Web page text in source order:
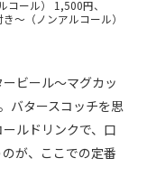
ール） 1,500円、
～（ノンアルコール）
ビール～マグカッ
バタースコッチを思
ルドリンクで、口
が、ここでの定番